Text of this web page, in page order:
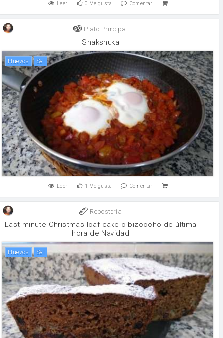
Leer 0 Me gusta Comentar
Plato Principal
Shakshuka
huevos sal
Leer 1 Me gusta Comentar
Reposteria
Last minute Christmas loaf cake o bizcocho de última
hora de Navidad
huevos sal